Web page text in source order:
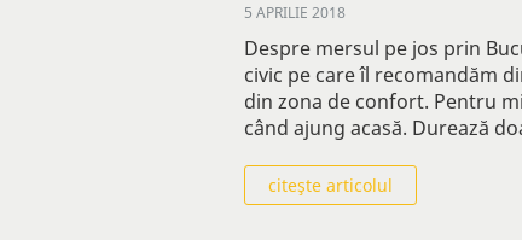
5 APRILIE 2018
Despre mersul pe jos prin
civic pe care îl recomandăm
din zona de confort. Pentru
când ajung acasă. Durează
citeşte articolul